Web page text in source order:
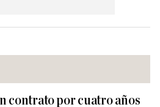
contrato por cuatro años